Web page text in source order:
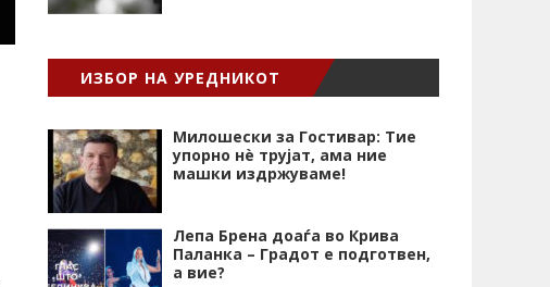
ИЗБОР НА УРЕДНИКОТ
Милошески за Гостивар: Тие
упорно нѐ трујат, ама ние
машки издржуваме!
Лепа Брена доаѓа во Крива
Паланка – Градот е подготвен,
а вие?